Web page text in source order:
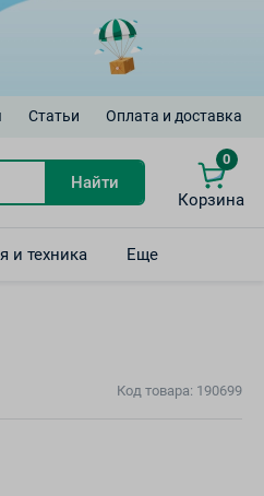
Статьи Оплата и доставка
Найти
0
Корзина
и техника Еще
Код товара: 190699